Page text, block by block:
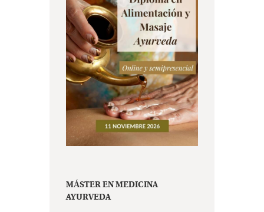
MÁSTER EN MEDICINA
AYURVEDA